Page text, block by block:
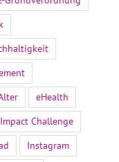
eHealth
Challenge
Instagram